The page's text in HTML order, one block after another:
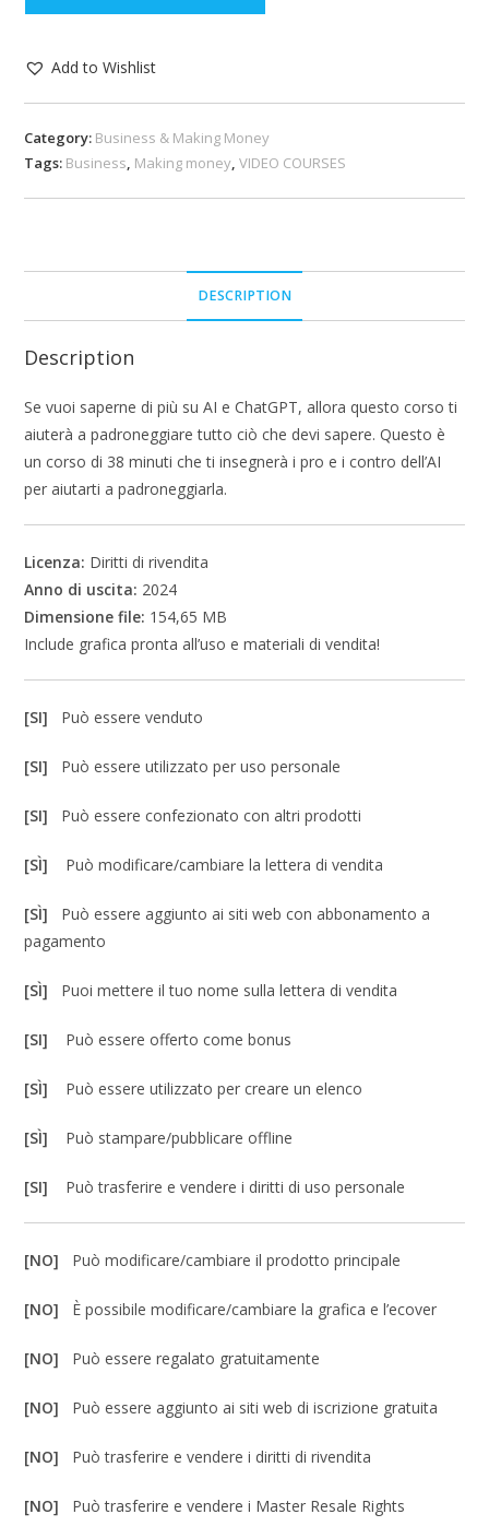
Add to Wishlist
Category: Business & Making Money
Tags: Business, Making money,VIDEO COURSES
DESCRIPTION
Description
Se vuoi saperne di più su AI e ChatGPT, allora questo corso ti
aiuterà a padroneggiare tutto ciò che devi sapere. Questo è
un corso di 38 minuti che ti insegnerà i pro e i contro dell’AI
per aiutarti a padroneggiarla.
Licenza: Diritti di rivendita
Anno di uscita: 2024
Dimensione file: 154,65 MB
Include grafica pronta all’uso e materiali di vendita!
[SI] Può essere venduto
[SI] Può essere utilizzato per uso personale
[SI] Può essere confezionato con altri prodotti
[SÌ] Può modificare/cambiare la lettera di vendita
[SÌ] Può essere aggiunto ai siti web con abbonamento a
pagamento
[SÌ] Puoi mettere il tuo nome sulla lettera di vendita
[SI] Può essere offerto come bonus
[SÌ] Può essere utilizzato per creare un elenco
[SÌ] Può stampare/pubblicare offline
[SI] Può trasferire e vendere i diritti di uso personale
[NO] Può modificare/cambiare il prodotto principale
[NO] È possibile modificare/cambiare la grafica e l’ecover
[NO] Può essere regalato gratuitamente
[NO] Può essere aggiunto ai siti web di iscrizione gratuita
[NO] Può trasferire e vendere i diritti di rivendita
[NO] Può trasferire e vendere i Master Resale Rights